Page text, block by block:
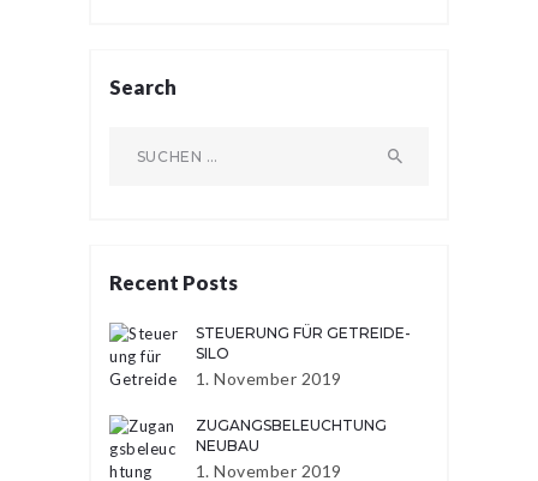
Search
nach:
Recent Posts
STEUERUNG FÜR GETREIDE-
SILO
1. November 2019
ZUGANGSBELEUCHTUNG
NEUBAU
1. November 2019